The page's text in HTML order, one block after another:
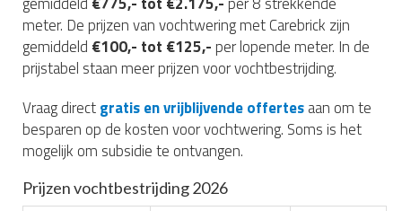
meter. De prijzen van vochtwering met Carebrick zijn
gemiddeld €100,- tot €125,- per lopende meter. In de
prijstabel staan meer prijzen voor vochtbestrijding.
Vraag directgratis en vrijblijvende offertesaan om te
besparen op de kosten voor vochtwering. Soms is het
mogelijk om subsidie te ontvangen.
Prijzen vochtbestrijding 2026